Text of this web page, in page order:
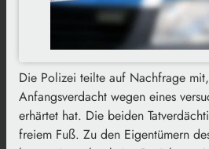
Die Polizei teilte auf Nachfrage
Anfangsverdacht wegen eines
erhärtet hat. Die beiden
freiem Fuß. Zu den Eigentümern